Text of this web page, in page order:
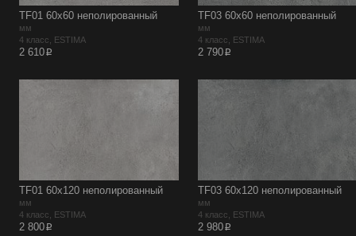
TF01 60х60 неполированный
мм
4 класс, ESTIMA
2 610p
TF03 60х60 неполированный
мм
4 класс, ESTIMA
2 790p
TF01 60х120 неполированный
мм
4 класс, ESTIMA
2 800p
TF03 60х120 неполированный
мм
4 класс, ESTIMA
2 980p